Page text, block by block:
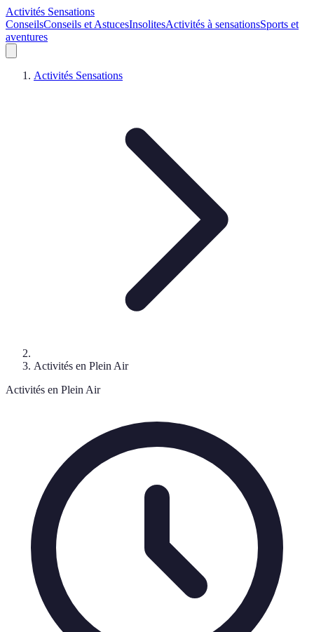
Activités Sensations
ConseilsConseils et AstucesInsolitesActivités à sensationsSports et
aventures
Activités Sensations
Activités en Plein Air
Activités en Plein Air